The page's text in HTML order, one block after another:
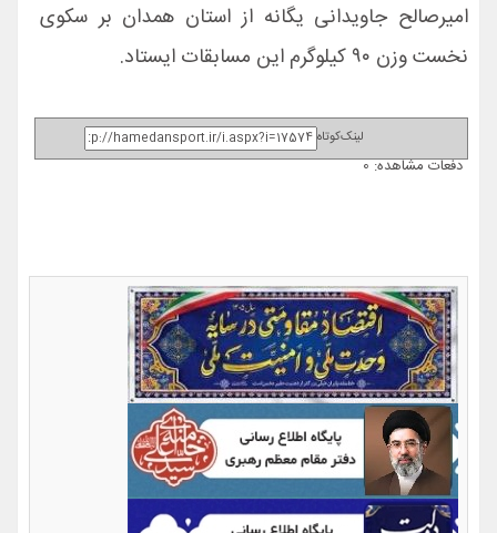
امیرصالح جاویدانی یگانه از استان همدان بر سکوی
نخست وزن ۹۰ کیلوگرم این مسابقات ایستاد.
لینک‌کوتاه
دفعات مشاهده: 0